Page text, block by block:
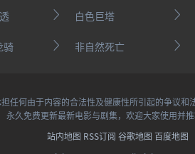
白色巨塔
骑 非自然死亡
任何由于内容的合法性及健康性所引起的争议
永久免费更新最新电影与剧集，欢迎大家使用并推
站内地图 RSS订阅 谷歌地图 百度地图